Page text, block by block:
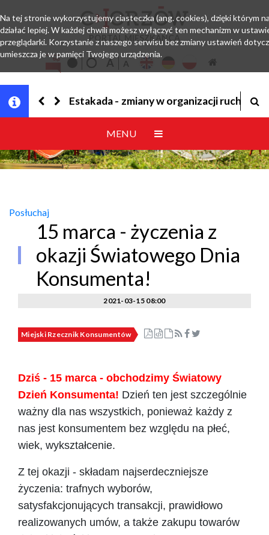
PORTAL MIESZKAŃCA
ruchuJesteśmy w EZD
MENU
Posłuchaj
15 marca - życzenia z
okazji Światowego Dnia
Konsumenta!
2021-03-15 08:00
Miejski Rzecznik Konsumentów
Dziś - 15 marca - obchodzimy Światowy
Dzień Konsumenta! Dzień ten jest szczególnie
ważny dla nas wszystkich, ponieważ każdy z
nas jest konsumentem bez względu na płeć,
wiek, wykształcenie.
Z tej okazji - składam najserdeczniejsze
życzenia: trafnych wyborów,
satysfakcjonujących transakcji, prawidłowo
realizowanych umów, a także zakupu towarów
Na tej stronie wykorzystujemy ciasteczka (ang. cookies), dzięki którym
działać lepiej. W każdej chwili możesz wyłączyć ten mechanizm w
przeglądarki. Korzystanie z naszego serwisu bez zmiany ustawień
umieszcza je w pamięci Twojego urządzenia.